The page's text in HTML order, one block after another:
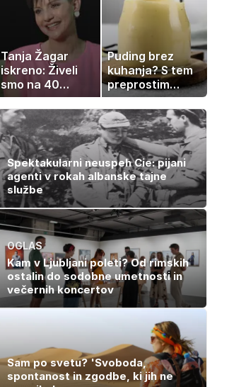
Tanja Žagar
iskreno: Živeli
smo na 40
kvadratih, a
imela sem vse,
kar otrok
potrebuje
Puding brez
kuhanja? S tem
preprostim
trikom bo
pripravljen v
nekaj minutah
Spektakularni neuspeh Cie: pijani
agenti v rokah albanske tajne
službe
OGLAS
Kam v Ljubljani poleti? Od rimskih
ostalin do sodobne umetnosti in
večernih koncertov
Sam po svetu? 'Svoboda,
spontanost in zgodbe, ki jih ne